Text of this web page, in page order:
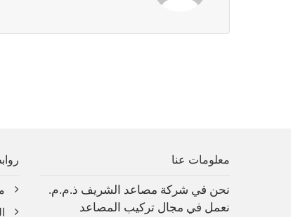
معلومات عنا
نحن في شركة مصاعد الشريف ذ.م.م.
نعمل في مجال تركيب المصاعد